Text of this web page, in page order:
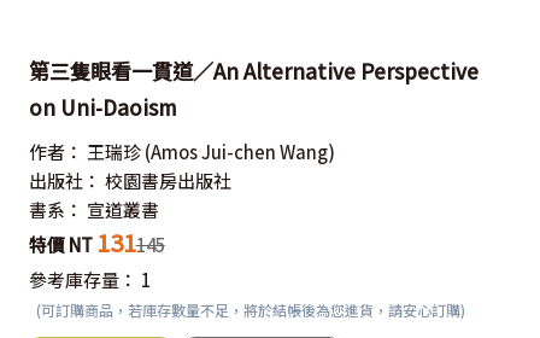
第三隻眼看一貫道／An Alternative Perspective
on Uni-Daoism
作者： 王瑞珍 (Amos Jui-chen Wang)
出版社： 校園書房出版社
書系： 宣道叢書
特價 NT 131145
參考庫存量： 1
(可訂購商品，若庫存數量不足，將於結帳後為您進貨，請安心訂購)